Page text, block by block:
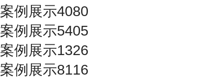
案例展示4080
案例展示5405
案例展示1326
案例展示8116